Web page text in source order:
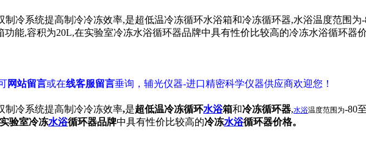
冷系统提高制冷冷冻效率,是超低温冷冻循环水浴箱和冷冻循环器,水浴温度范围
能,容积为20L,在实验室冷冻水浴循环器品牌中具有性价比较高的冷冻水浴循环器价
网站留言或在线客服留言垂询，辅光仪器-进口精密科学仪器供应商欢迎您！
制冷系统提高制冷冷冻效率,是超低温冷冻循环水浴箱和冷冻循环器,水浴温度范围为-80
实验室冷冻水浴循环器品牌中具有性价比较高的冷冻水浴循环器价格。